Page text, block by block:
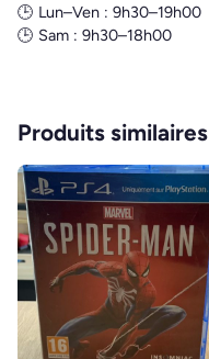
🕒 Lun–Ven : 9h30–19h00
🕒 Sam : 9h30–18h00
Produits similaires